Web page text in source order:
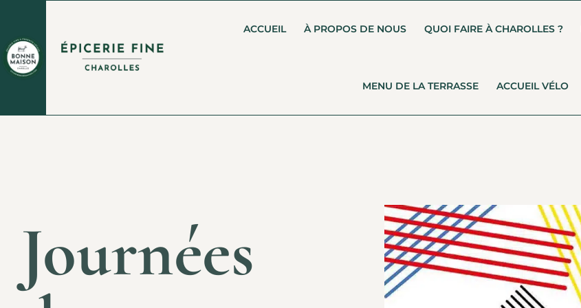
ACCUEIL À PROPOS DE NOUS QUOI FAIRE À CHAROLLES ?
MENU DE LA TERRASSE ACCUEIL VÉLO
Journées